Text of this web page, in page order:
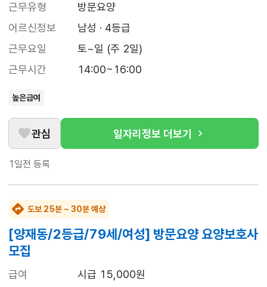
근무유형
방문요양
어르신정보
남성 · 4등급
근무요일
토~일 (주 2일)
근무시간
14:00~16:00
높은급여
관심 일자리정보 더보기
1일전 등록
도보 25분 ~ 30분 예상
[양재동/2등급/79세/여성] 방문요양 요양보호사
모집
급여
시급 15,000원